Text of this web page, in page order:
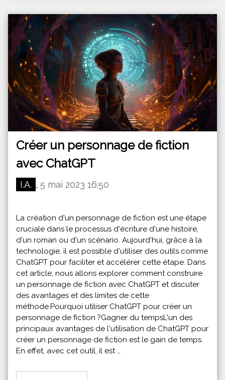
Créer un personnage de fiction
avec ChatGPT
I.A. , 5 mai 2023 16:50
La création d'un personnage de fiction est une étape
cruciale dans le processus d'écriture d'une histoire,
d'un roman ou d'un scénario. Aujourd'hui, grâce à la
technologie, il est possible d'utiliser des outils comme
ChatGPT pour faciliter et accélérer cette étape. Dans
cet article, nous allons explorer comment construire
un personnage de fiction avec ChatGPT et discuter
des avantages et des limites de cette
méthode.Pourquoi utiliser ChatGPT pour créer un
personnage de fiction ?Gagner du tempsL'un des
principaux avantages de l'utilisation de ChatGPT pour
créer un personnage de fiction est le gain de temps.
En effet, avec cet outil, il est …